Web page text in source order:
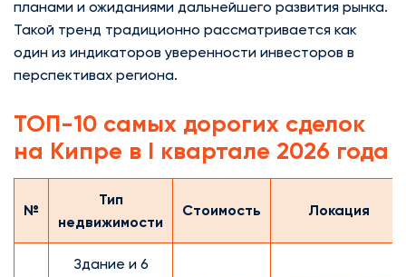
планами и ожиданиями дальнейшего развития рынка.
Такой тренд традиционно рассматривается как
один из индикаторов уверенности инвесторов в
перспективах региона.
ТОП-10 самых дорогих сделок
на Кипре в I квартале 2026 года
№
Тип
недвижимости
Стоимость Локация
Здание и 6